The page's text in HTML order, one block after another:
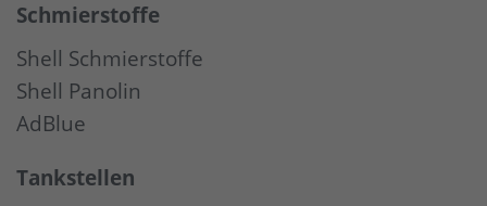
Schmierstoffe
Shell Schmierstoffe
Shell Panolin
AdBlue
Tankstellen